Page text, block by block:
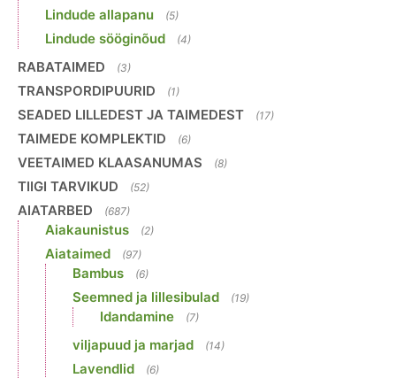
Lindude allapanu (5)
Lindude sööginõud (4)
RABATAIMED (3)
TRANSPORDIPUURID (1)
SEADED LILLEDEST JA TAIMEDEST (17)
TAIMEDE KOMPLEKTID (6)
VEETAIMED KLAASANUMAS (8)
TIIGI TARVIKUD (52)
AIATARBED (687)
Aiakaunistus (2)
Aiataimed (97)
Bambus (6)
Seemned ja lillesibulad (19)
Idandamine (7)
viljapuud ja marjad (14)
Lavendlid (6)